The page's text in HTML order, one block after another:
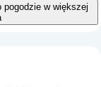
w większej